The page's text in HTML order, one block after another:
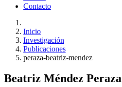
Contacto
Inicio
Investigación
Publicaciones
peraza-beatriz-mendez
Beatriz Méndez Peraza